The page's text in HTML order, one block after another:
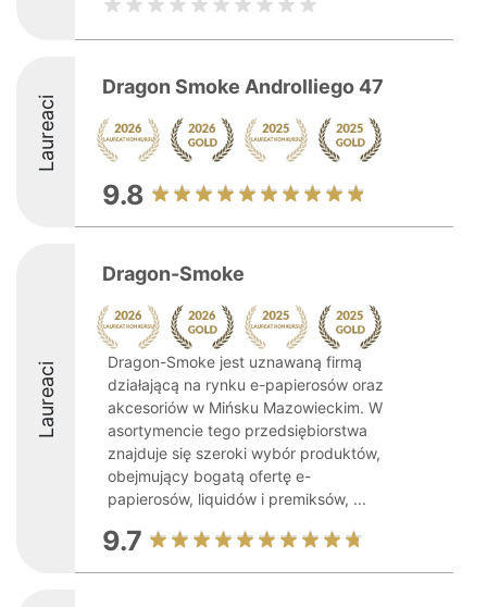
Laureaci
Dragon Smoke Androlliego 47
9.8
Laureaci
Dragon-Smoke
Dragon-Smoke jest uznawaną firmą
działającą na rynku e-papierosów oraz
akcesoriów w Mińsku Mazowieckim. W
asortymencie tego przedsiębiorstwa
znajduje się szeroki wybór produktów,
obejmujący bogatą ofertę e-
papierosów, liquidów i premiksów, ...
9.7